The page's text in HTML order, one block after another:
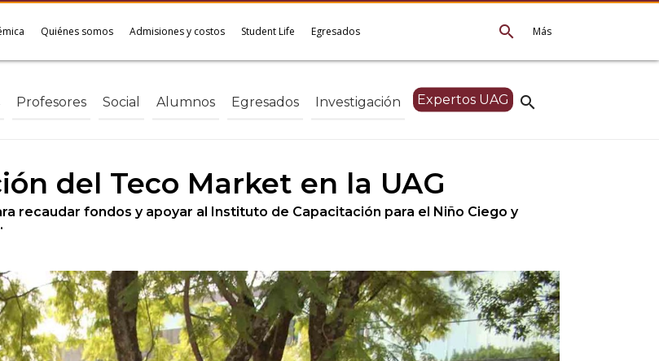
Más
search
Quiénes somos Admisiones y costos Student Life Egresados
search
Profesores Social Alumnos Egresados Investigación Expertos UAG
del Teco Market en la UAG
recaudar fondos y apoyar al Instituto de Capacitación para el Niño Ciego y